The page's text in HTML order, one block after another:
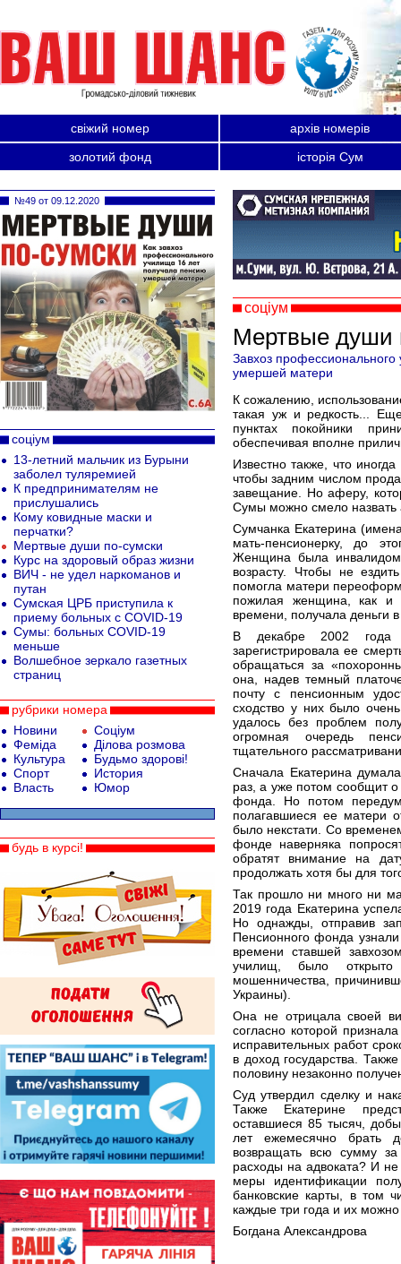
свіжий номер
архів номерів
золотий фонд
історія Сум
соціум
Мертвые души
Завхоз
умершей матери
К сожалению,
такая уж и редкость...
пунктах покойники
обеспечивая вполне
Известно также, что
чтобы задним числом
завещание. Но аферу,
Сумы можно смело назвать
Сумчанка Екатерина
мать-пенсионерку, до
Женщина была
возрасту. Чтобы не
помогла матери
пожилая женщина, как и
времени, получала деньги
В декабре 2002 года
зарегистрировала ее
обращаться за
она, надев темный
почту с пенсионным
сходство у них было
удалось без проблем
огромная очередь
тщательного
Сначала Екатерина
раз, а уже потом сообщит
фонда. Но потом
полагавшиеся ее матери
было некстати. Со
фонде наверняка
обратят внимание на
продолжать хотя бы для
Так прошло ни много ни
2019 года Екатерина
Но однажды, отправив
Пенсионного фонда
времени ставшей
училищ, было открыто
мошенничества,
Украины).
Она не отрицала своей
согласно которой
исправительных работ
в доход государства.
половину незаконно
Суд утвердил сделку и
Также Екатерине
оставшиеся 85 тысяч,
лет ежемесячно брать
возвращать всю сумму
расходы на адвоката? И
меры идентификации
банковские карты, в том
каждые три года и их
Богдана Александрова
№49 от 09.12.2020
соціум
13-летний мальчик из Бурыни
заболел туляремией
К предпринимателям не
прислушались
Кому ковидные маски и
перчатки?
Мертвые души по-сумски
Курс на здоровый образ жизни
ВИЧ - не удел наркоманов и
путан
Сумская ЦРБ приступила к
приему больных с COVID-19
Сумы: больных COVID-19
меньше
Волшебное зеркало газетных
страниц
рубрики номера
Новини
Феміда
Культура
Спорт
Власть
Соціум
Ділова розмова
Будьмо здорові!
История
Юмор
будь в курсі!